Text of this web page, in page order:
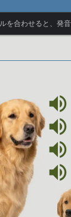
合わせると、発音
volume_up
volume_up
volume_up
volume_up